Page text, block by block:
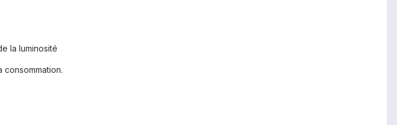
la luminosité